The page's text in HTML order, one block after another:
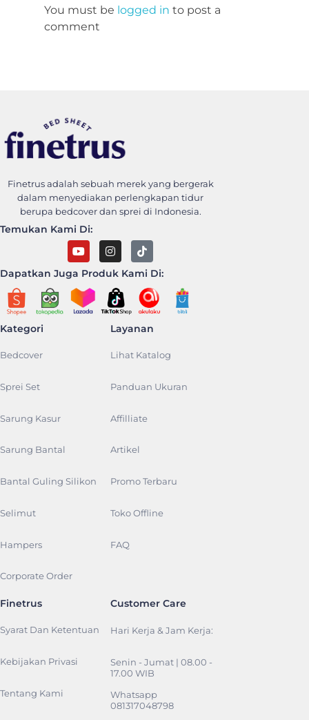
You must be logged in to post a
comment
Finetrus Bedcover
Finetrus adalah sebuah merek yang bergerak
dalam menyediakan perlengkapan tidur
berupa bedcover dan sprei di Indonesia.
Temukan Kami Di:
Dapatkan Juga Produk Kami Di:
Kategori
Bedcover
Sprei Set
Sarung Kasur
Sarung Bantal
Bantal Guling Silikon
Selimut
Hampers
Corporate Order
Layanan
Lihat Katalog
Panduan Ukuran
Affilliate
Artikel
Promo Terbaru
Toko Offline
FAQ
Finetrus
Syarat Dan Ketentuan
Kebijakan Privasi
Tentang Kami
Customer Care
Hari Kerja & Jam Kerja:
Senin - Jumat | 08.00 -
17.00 WIB
Whatsapp
081317048798